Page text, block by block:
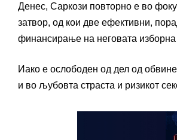
Денес, Саркози повторно е во
затвор, од кои две ефективни,
финансирање на неговата
Иако е ослободен од дел од
и во љубовта страста и ризикот